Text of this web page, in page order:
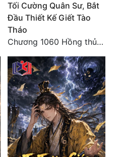
Tối Cường Quân Sư, Bắt
Đầu Thiết Kế Giết Tào
Tháo
Chương 1060 Hồng thủy ngập trời, thời khắc tuyệt vọng (2/2)